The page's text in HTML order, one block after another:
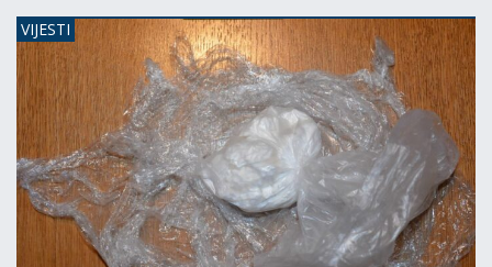
VIJESTI